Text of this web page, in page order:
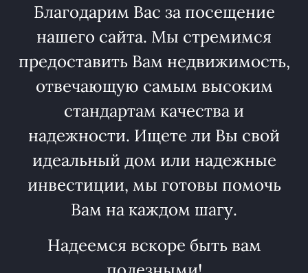
Благодарим Вас за посещение
нашего сайта. Мы стремимся
предоставить Вам недвижимость,
отвечающую самым высоким
стандартам качества и
надежности. Ищете ли Вы свой
идеальный дом или надежные
инвестиции, мы готовы помочь
Вам на каждом шагу.
Надеемся вскоре быть вам